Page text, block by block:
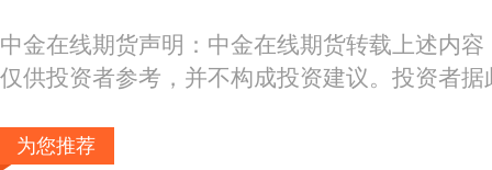
中金在线期货声明：中金在线期货转载上述内
仅供投资者参考，并不构成投资建议。投资者
为您推荐